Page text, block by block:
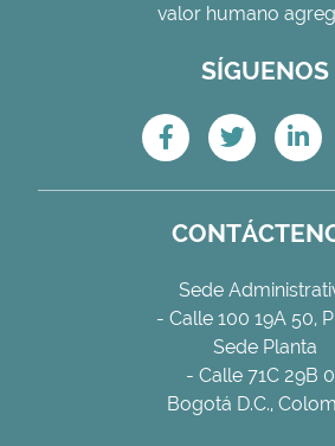
valor humano
SÍGUENOS
Sede
- Calle 100 19A 50,
Sede Planta
- Calle 71C 29B
Bogotá D.C.,